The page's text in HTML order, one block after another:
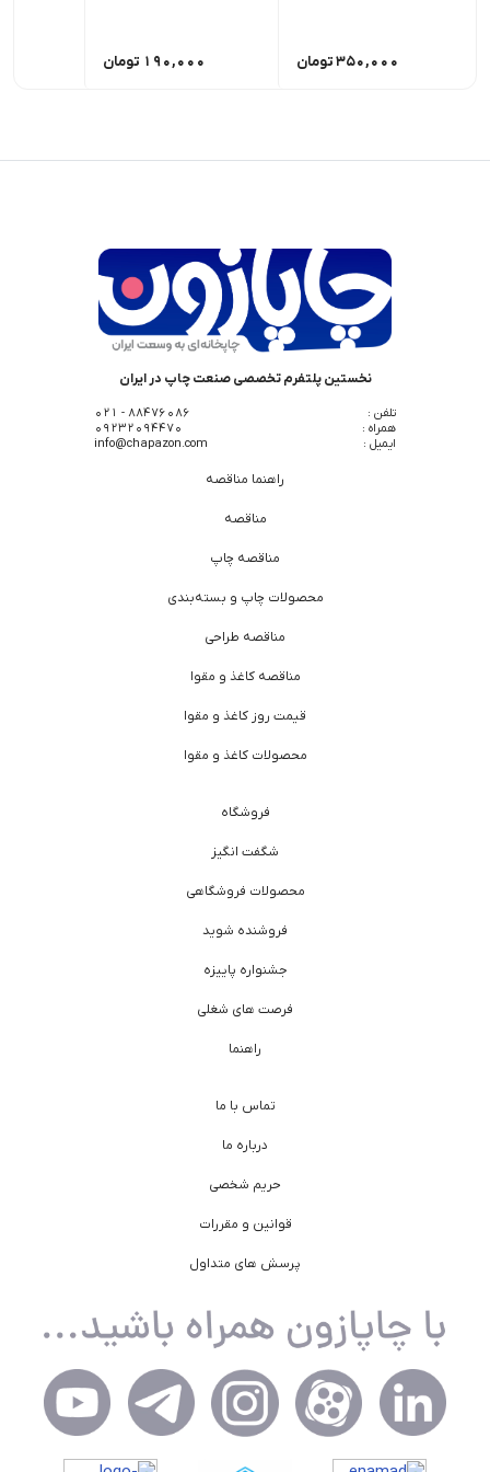
350,000تومان 190,000 تومان
نخستین پلتفرم تخصصی صنعت چاپ در ایران
تلفن :
88476086 - 021
همراه :
09232094470
ایمیل :
info@chapazon.com
راهنما مناقصه
مناقصه
مناقصه چاپ
محصولات چاپ و بسته‌بندی
مناقصه طراحی
مناقصه کاغذ و مقوا
قیمت روز کاغذ و مقوا
محصولات کاغذ و مقوا
فروشگاه
شگفت انگیز
محصولات فروشگاهی
فروشنده شوید
جشنواره پاییزه
فرصت های شغلی
راهنما
تماس با ما
درباره ما
حریم شخصی
قوانین و مقررات
پرسش های متداول